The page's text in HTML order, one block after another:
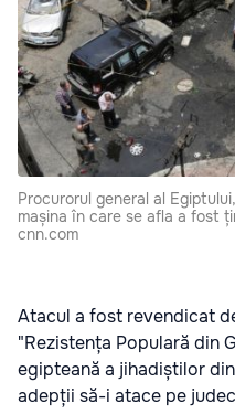
Procurorul general al
mașina în care se afla a fost
cnn.com
Atacul a fost revendicat
"Rezistența Populară din
egipteană a jihadiștilor
adepții să-i atace pe